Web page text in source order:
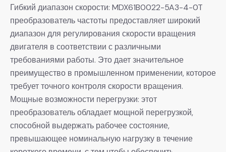
Гибкий диапазон скорости: MDX61B0022-5A3-4-0T
преобразователь частоты предоставляет широкий
диапазон для регулирования скорости вращения
двигателя в соответствии с различными
требованиями работы. Это дает значительное
преимущество в промышленном применении, которое
требует точного контроля скорости вращения.
Мощные возможности перегрузки: этот
преобразователь обладает мощной перегрузкой,
способной выдержать рабочее состояние,
превышающее номинальную нагрузку в течение